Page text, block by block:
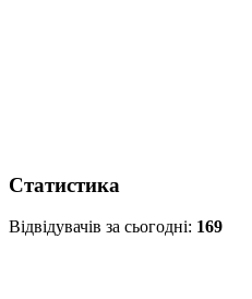
Статистика
Відвідувачів за сьогодні: 169